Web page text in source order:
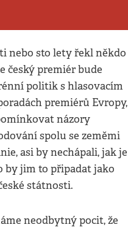
nebo sto lety řekl někdo
český premiér bude
politik s hlasovacím
premiérů Evropy,
názory
spolu se zeměmi
asi by nechápali, jak je
by jim to připadat jako
státnosti.
neodbytný pocit, že